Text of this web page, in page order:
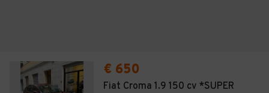
€ 650
Fiat Croma 1.9 150 cv *SUPER